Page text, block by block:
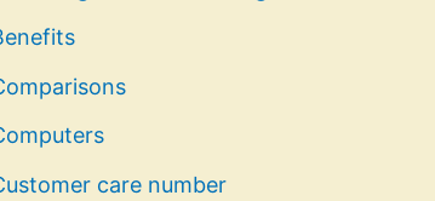
care number